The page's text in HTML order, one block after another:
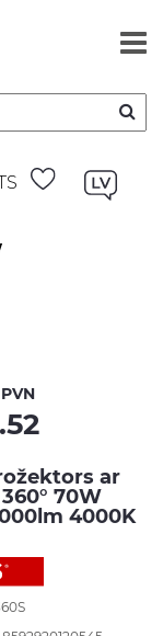
ar
70W
4000K